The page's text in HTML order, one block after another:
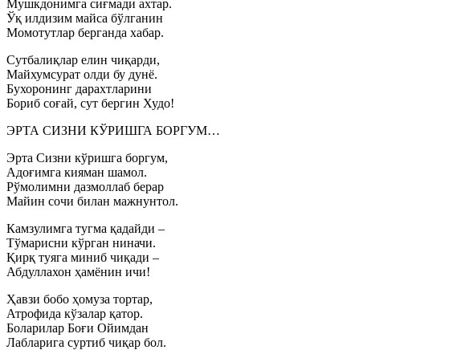
Мушкдонимга сиғмади ахтар.
Ўқ илдизим майса бўлганин
Момотутлар берганда хабар.
Сутбалиқлар елин чиқарди,
Майхумсурат олди бу дунё.
Бухоронинг дарахтларини
Бориб соғай, сут бергин Худо!
ЭРТА СИЗНИ КЎРИШГА БОРГУМ…
Эрта Сизни кўришга боргум,
Адоғимга кияман шамол.
Рўмолимни дазмоллаб берар
Майин сочи билан мажнунтол.
Камзулимга тугма қадайди –
Тўмарисни кўрган ниначи.
Қирқ туяга миниб чиқади –
Абдуллахон ҳамёнин ичи!
Ҳавзи бобо ҳомуза тортар,
Атрофида кўзалар қатор.
Боларилар Боғи Ойимдан
Лабларига суртиб чиқар бол.